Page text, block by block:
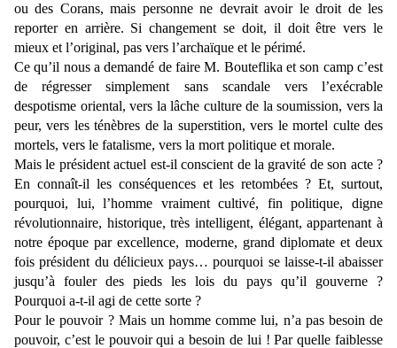
ou des Corans, mais personne ne devrait avoir le droit de les
reporter en arrière. Si changement se doit, il doit être vers le
mieux et l’original, pas vers l’archaïque et le périmé.
Ce qu’il nous a demandé de faire M. Bouteflika et son camp c’est
de régresser simplement sans scandale vers l’exécrable
despotisme oriental, vers la lâche culture de la soumission, vers la
peur, vers les ténèbres de la superstition, vers le mortel culte des
mortels, vers le fatalisme, vers la mort politique et morale.
Mais le président actuel est-il conscient de la gravité de son acte ?
En connaît-il les conséquences et les retombées ? Et, surtout,
pourquoi, lui, l’homme vraiment cultivé, fin politique, digne
révolutionnaire, historique, très intelligent, élégant, appartenant à
notre époque par excellence, moderne, grand diplomate et deux
fois président du délicieux pays… pourquoi se laisse-t-il abaisser
jusqu’à fouler des pieds les lois du pays qu’il gouverne ?
Pourquoi a-t-il agi de cette sorte ?
Pour le pouvoir ? Mais un homme comme lui, n’a pas besoin de
pouvoir, c’est le pouvoir qui a besoin de lui ! Par quelle faiblesse